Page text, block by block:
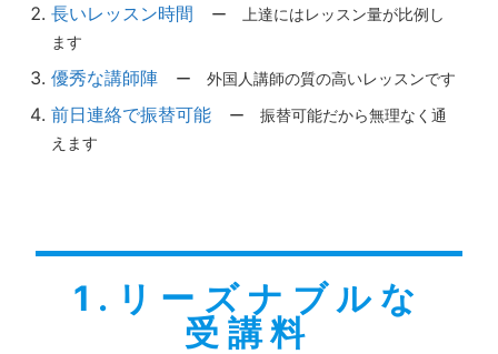
長いレッスン時間
ー 上達にはレッスン量が比例し
ます
優秀な講師陣 ー 外国人講師の質の高いレッスンです
前日連絡で振替可能
ー 振替可能だから無理なく通
えます
1.リーズナブルな
受講料